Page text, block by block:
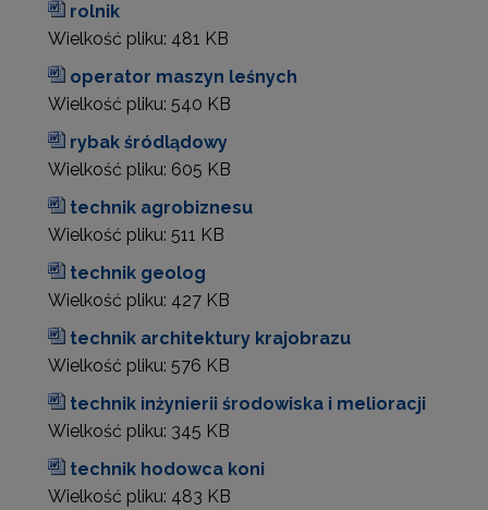
rolnik
Wielkość pliku: 481 KB
operator maszyn leśnych
Wielkość pliku: 540 KB
rybak śródlądowy
Wielkość pliku: 605 KB
technik agrobiznesu
Wielkość pliku: 511 KB
technik geolog
Wielkość pliku: 427 KB
technik architektury krajobrazu
Wielkość pliku: 576 KB
technik inżynierii środowiska i melioracji
Wielkość pliku: 345 KB
technik hodowca koni
Wielkość pliku: 483 KB